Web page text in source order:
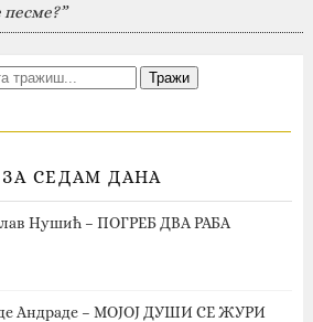
песме?”
СЕДАМ ДАНА
Нушић – ПОГРЕБ ДВА РАБА
Андраде – МОЈОЈ ДУШИ СЕ ЖУРИ